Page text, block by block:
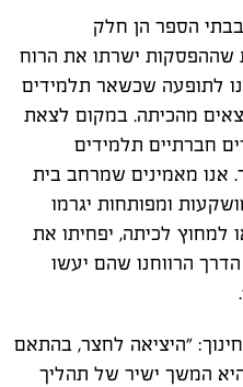
הספר הן חלק
שההפסקות ישרתו את הרוח
לתופעה שכשאר תלמידים
מהכיתה. במקום לצאת
חברתיים תלמידים
אנו מאמינים שמרחב בית
ומפותחות יגרמו
למחוץ לכיתה, יפחיתו את
הרווחנו שהם יעשו
"היציאה לחצר, בהתאם
המשך ישיר של תהליך